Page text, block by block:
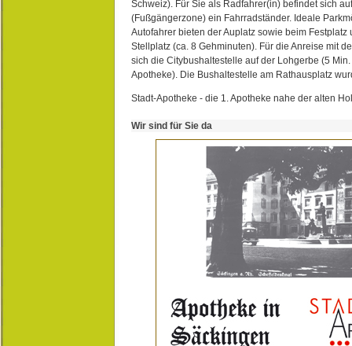
Schweiz). Für Sie als Radfahrer(in) befindet sich
(Fußgängerzone) ein Fahrradständer. Ideale
Autofahrer bieten der Auplatz sowie beim Festplatz
Stellplatz (ca. 8 Gehminuten). Für die Anreise mit
sich die Citybushaltestelle auf der Lohgerbe (5
Apotheke). Die Bushaltestelle am Rathausplatz
Stadt-Apotheke - die 1. Apotheke nahe der alten
Wir sind für Sie da